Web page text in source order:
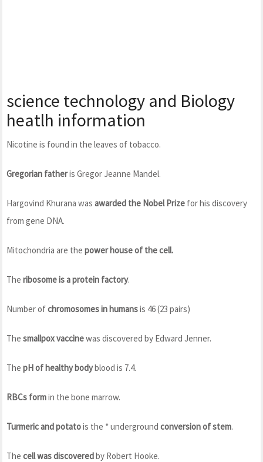
science technology and Biology
heatlh information
Nicotine is found in the leaves of tobacco.
Gregorian fatheris Gregor Jeanne Mandel.
Hargovind Khurana was awarded the Nobel Prize for his discovery
from gene DNA.
Mitochondria are the power house of the cell.
The ribosome is a protein factory.
Number ofchromosomes in humansis 46 (23 pairs)
The smallpox vaccinewas discovered by Edward Jenner.
The pH of healthy bodyblood is 7.4.
RBCs formin the bone marrow.
Turmeric and potatois the * underground conversion of stem.
The cell was discoveredby Robert Hooke.